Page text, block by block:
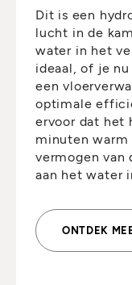
Dit is een
lucht in de
water in het
ideaal, of je
een
optimale
ervoor dat het
minuten warm
vermogen van
aan het water
ONTDEK